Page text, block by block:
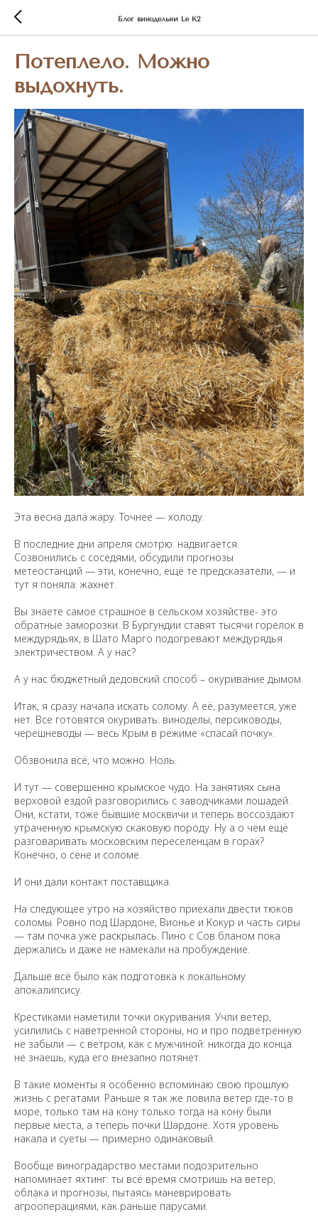
Блог винодельни Le K2
Потеплело. Можно
выдохнуть.
Эта весна дала жару. Точнее — холоду.
В последние дни апреля смотрю: надвигается.
Созвонились с соседями, обсудили прогнозы
метеостанций — эти, конечно, ещё те предсказатели, — и
тут я поняла: жахнет.
Вы знаете самое страшное в сельском хозяйстве- это
обратные заморозки. В Бургундии ставят тысячи горелок в
междурядьях, в Шато Марго подогревают междурядья
электричеством. А у нас?
А у нас бюджетный дедовский способ – окуривание дымом.
Итак, я сразу начала искать солому. А её, разумеется, уже
нет. Все готовятся окуривать: виноделы, персиководы,
черешневоды — весь Крым в режиме «спасай почку».
Обзвонила всё, что можно. Ноль.
И тут — совершенно крымское чудо. На занятиях сына
верховой ездой разговорились с заводчиками лошадей.
Они, кстати, тоже бывшие москвичи и теперь воссоздают
утраченную крымскую скаковую породу. Ну а о чём ещё
разговаривать московским переселенцам в горах?
Конечно, о сене и соломе.
И они дали контакт поставщика.
На следующее утро на хозяйство приехали двести тюков
соломы. Ровно под Шардоне, Вионье и Кокур и часть сиры
— там почка уже раскрылась. Пино с Сов бланом пока
держались и даже не намекали на пробуждение.
Дальше всё было как подготовка к локальному
апокалипсису.
Крестиками наметили точки окуривания. Учли ветер,
усилились с наветренной стороны, но и про подветренную
не забыли — с ветром, как с мужчиной: никогда до конца
не знаешь, куда его внезапно потянет.
В такие моменты я особенно вспоминаю свою прошлую
жизнь с регатами. Раньше я так же ловила ветер где-то в
море, только там на кону только тогда на кону были
первые места, а теперь почки Шардоне. Хотя уровень
накала и суеты — примерно одинаковый.
Вообще виноградарство местами подозрительно
напоминает яхтинг: ты всё время смотришь на ветер,
облака и прогнозы, пытаясь маневрировать
агрооперациями, как раньше парусами.